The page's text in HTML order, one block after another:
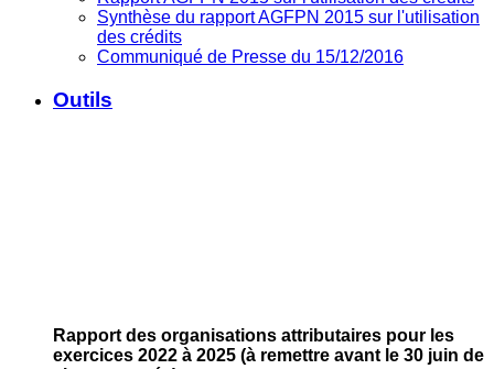
Synthèse du rapport AGFPN 2015 sur l'utilisation
des crédits
Communiqué de Presse du 15/12/2016
Outils
Rapport des organisations attributaires pour les
exercices 2022 à 2025 (à remettre avant le 30 juin de